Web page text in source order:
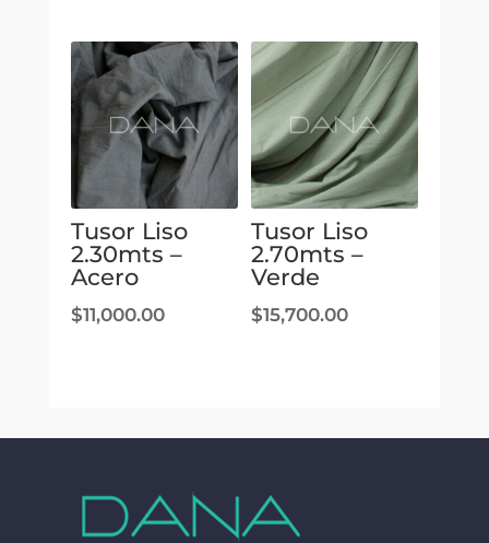
Tusor Liso
2.30mts –
Acero
$11,000.00
Tusor Liso
2.70mts –
Verde
$15,700.00